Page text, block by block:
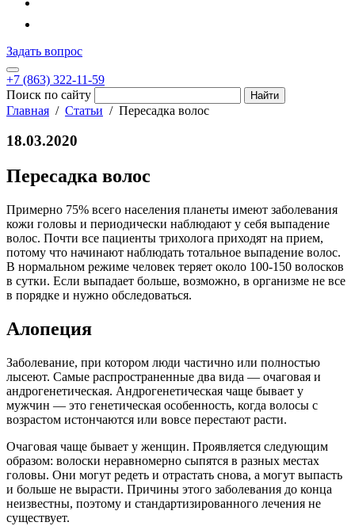
Задать вопрос
+7 (863) 322-11-59
Поиск по сайту
Главная
Статьи Пересадка волос
18.03.2020
Пересадка волос
Примерно 75% всего населения планеты имеют заболевания
кожи головы и периодически наблюдают у себя выпадение
волос. Почти все пациенты трихолога приходят на прием,
потому что начинают наблюдать тотальное выпадение волос.
В нормальном режиме человек теряет около 100-150 волосков
в сутки. Если выпадает больше, возможно, в организме не все
в порядке и нужно обследоваться.
Алопеция
Заболевание, при котором люди частично или полностью
лысеют. Самые распространенные два вида — очаговая и
андрогенетическая. Андрогенетическая чаще бывает у
мужчин — это генетическая особенность, когда волосы с
возрастом истончаются или вовсе перестают расти.
Очаговая чаще бывает у женщин. Проявляется следующим
образом: волоски неравномерно сыпятся в разных местах
головы. Они могут редеть и отрастать снова, а могут выпасть
и больше не вырасти. Причины этого заболевания до конца
неизвестны, поэтому и стандартизированного лечения не
существует.